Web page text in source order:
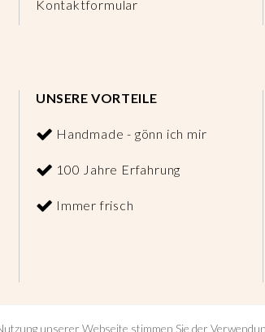
Kontaktformular
UNSERE VORTEILE
Handmade - gönn ich mir
100 Jahre Erfahrung
Immer frisch
unserer Webseite stimmen Sie der